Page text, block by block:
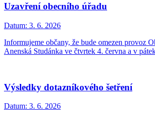
Uzavření obecního úřadu
Datum: 3. 6. 2026
Informujeme občany, že bude omezen provoz
Anenská Studánka ve čtvrtek 4. června a v
Výsledky dotazníkového šetření
Datum: 3. 6. 2026